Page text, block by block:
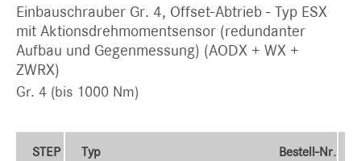
Einbauschrauber Gr. 4, Offset-Abtrieb - Typ ESX
mit Aktionsdrehmomentsensor (redundanter
Aufbau und Gegenmessung) (AODX + WX +
ZWRX)
Gr. 4 (bis 1000 Nm)
STEP Typ Bestell-Nr.